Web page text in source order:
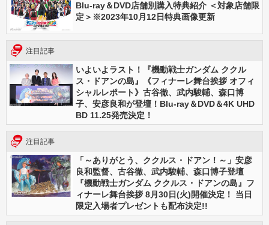
Blu-ray＆DVD店舗別購入特典紹介 ＜対象店舗限
定＞※2023年10月12日特典画像更新
注目記事
いよいよラスト！『機動戦士ガンダム ククル
ス・ドアンの島』《フィナーレ舞台挨拶 オフィ
シャルレポート》古谷徹、武内駿輔、森口博
子、安彦良和が登壇！Blu-ray＆DVD＆4K UHD
BD 11.25発売決定！
注目記事
「～ありがとう、ククルス・ドアン！～」安彦
良和監督、古谷徹、武内駿輔、森口博子登壇
『機動戦士ガンダム ククルス・ドアンの島』フ
ィナーレ舞台挨拶 8月30日(火)開催決定！ 当日
限定入場者プレゼントも配布決定!!